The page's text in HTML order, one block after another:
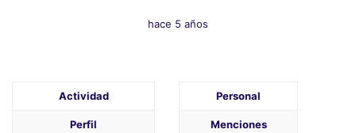
hace 5 años
Actividad
Perfil
Personal
Menciones